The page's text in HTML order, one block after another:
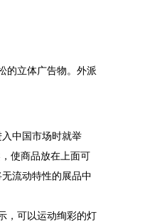
的立体广告物。外派
中国市场时就举
使商品放在上面可
流动特性的展品中
，可以运动绚彩的灯